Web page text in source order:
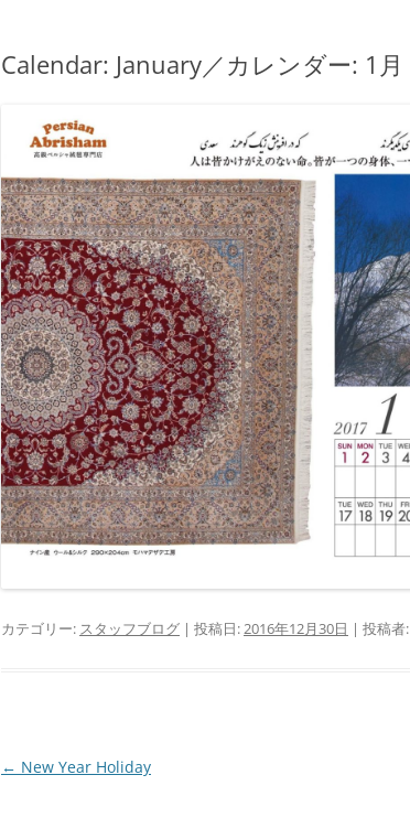
Calendar: January／カレンダー: 1月
カテゴリー: スタッフブログ | 投稿日:2016年12月30日 | 投稿者:
投
← New Year Holiday